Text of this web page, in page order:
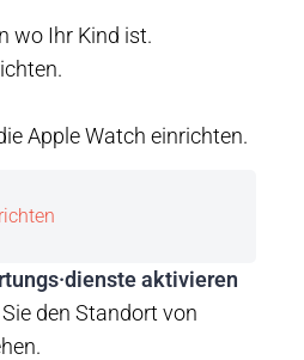
wo Ihr Kind ist.
Apple Watch einrichten.
aktivieren
den Standort von